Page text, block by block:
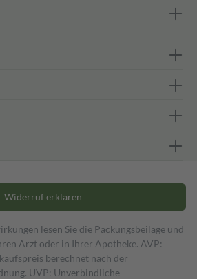
Widerruf erklären
lesen Sie die Packungsbeilage und
Arzt oder in Ihrer Apotheke. AVP:
berechnet nach der
UVP: Unverbindliche